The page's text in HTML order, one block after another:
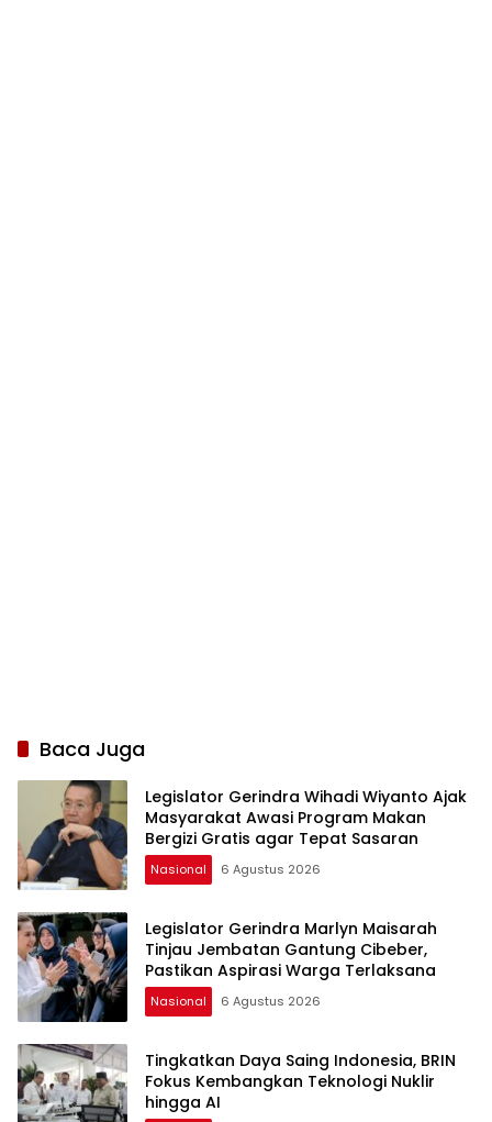
Baca Juga
Legislator Gerindra Wihadi Wiyanto Ajak
Masyarakat Awasi Program Makan
Bergizi Gratis agar Tepat Sasaran
Nasional 6 Agustus 2026
Legislator Gerindra Marlyn Maisarah
Tinjau Jembatan Gantung Cibeber,
Pastikan Aspirasi Warga Terlaksana
Nasional 6 Agustus 2026
Tingkatkan Daya Saing Indonesia, BRIN
Fokus Kembangkan Teknologi Nuklir
hingga AI